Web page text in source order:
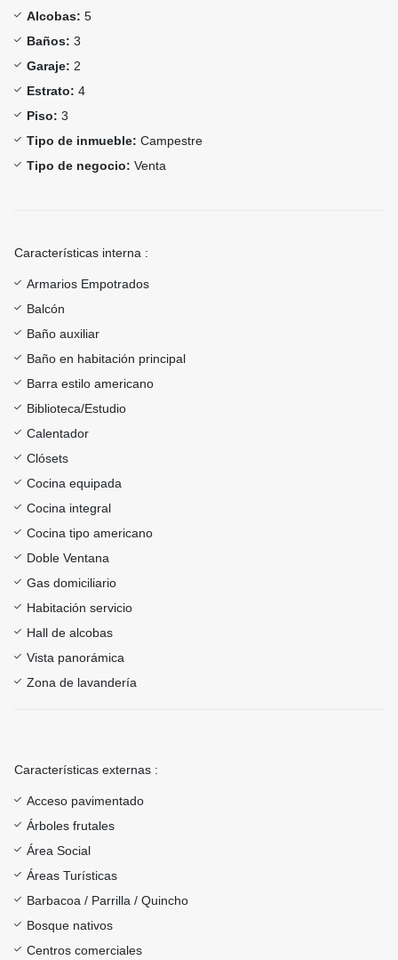
Alcobas: 5
Baños: 3
Garaje: 2
Estrato: 4
Piso: 3
Tipo de inmueble: Campestre
Tipo de negocio: Venta
Características interna :
Armarios Empotrados
Balcón
Baño auxiliar
Baño en habitación principal
Barra estilo americano
Biblioteca/Estudio
Calentador
Clósets
Cocina equipada
Cocina integral
Cocina tipo americano
Doble Ventana
Gas domiciliario
Habitación servicio
Hall de alcobas
Vista panorámica
Zona de lavandería
Características externas :
Acceso pavimentado
Árboles frutales
Área Social
Áreas Turísticas
Barbacoa / Parrilla / Quincho
Bosque nativos
Centros comerciales